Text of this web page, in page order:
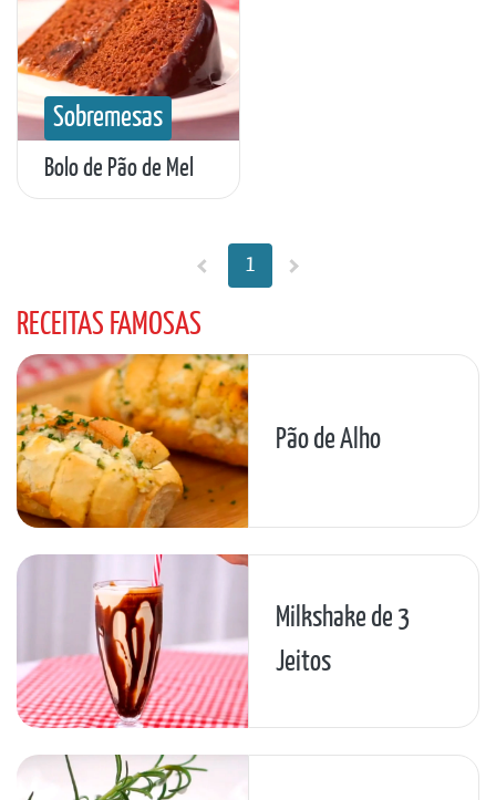
Sobremesas
Bolo de Pão de Mel
1
RECEITAS FAMOSAS
Pão de Alho
Milkshake de 3
Jeitos